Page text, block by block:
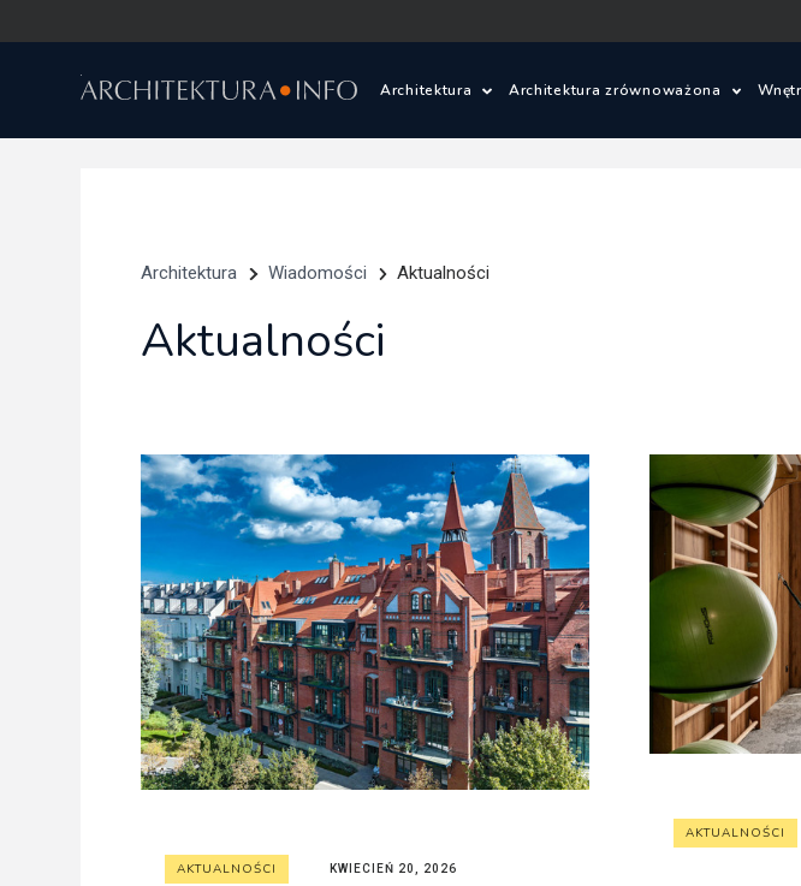
Architektura
Pracownie architektoniczne
Freelance - architekt
Galeria Miast Dawnych
Filmy
Architektura zrównoważona
OZE
Katalog produktów dla
Firmy
Architektura Wiadomości Aktualności
Aktualności
AKTUALNOŚCI KWIECIEŃ 20, 2026
AKTUALNOŚCI